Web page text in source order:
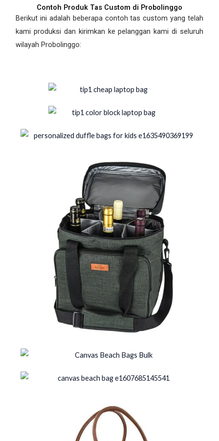
Contoh Produk Tas Custom di Probolinggo
Berikut ini adalah beberapa contoh tas custom yang telah
kami produksi dan kirimkan ke pelanggan kami di seluruh
wilayah Probolinggo: